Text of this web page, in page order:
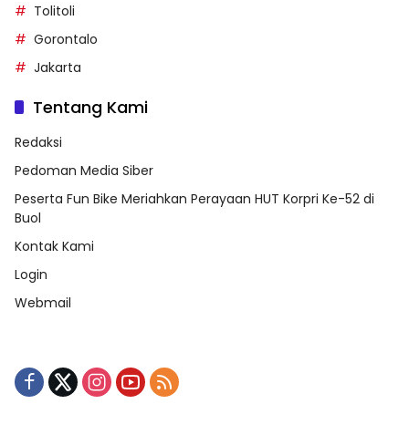
Tolitoli
Gorontalo
Jakarta
Tentang Kami
Redaksi
Pedoman Media Siber
Peserta Fun Bike Meriahkan Perayaan HUT Korpri Ke-52 di
Buol
Kontak Kami
Login
Webmail